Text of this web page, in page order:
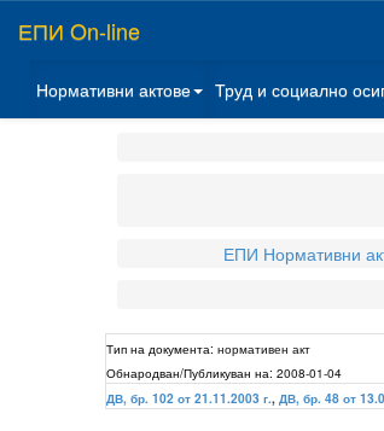
ЕПИ On-line
Нормативни актове Труд и социално
ЕПИ Нормативни
Тип на документа: нормативен акт
Обнародван/Публикуван на: 2008-01-04
ДВ, бр. 102 от 21.11.2003 г., ДВ, бр. 48 от